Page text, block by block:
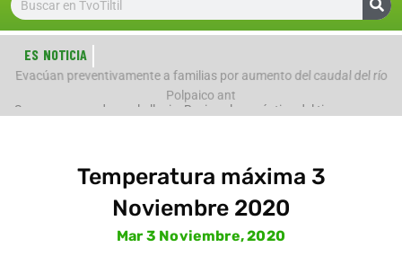
ES NOTICIA
Evacúan preventivamente a familias por aumento del caudal del río
Polpaico ant
Temperatura máxima 3
Noviembre 2020
Mar 3 Noviembre, 2020